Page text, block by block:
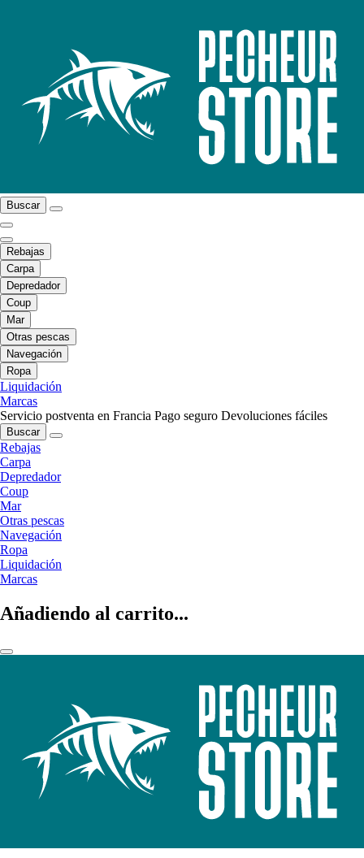
Buscar
Rebajas
Carpa
Depredador
Coup
Mar
Otras pescas
Navegación
Ropa
Liquidación
Marcas
Servicio postventa en Francia Pago seguro Devoluciones fáciles
Buscar
Rebajas
Carpa
Depredador
Coup
Mar
Otras pescas
Navegación
Ropa
Liquidación
Marcas
Añadiendo al carrito...